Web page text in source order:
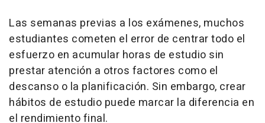
Las semanas previas a los exámenes, muchos
estudiantes cometen el error de centrar todo el
esfuerzo en acumular horas de estudio sin
prestar atención a otros factores como el
descanso o la planificación. Sin embargo, crear
hábitos de estudio puede marcar la diferencia en
el rendimiento final.